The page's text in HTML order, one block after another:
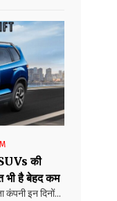
की
भी है बेहद कम
इन दिनों...